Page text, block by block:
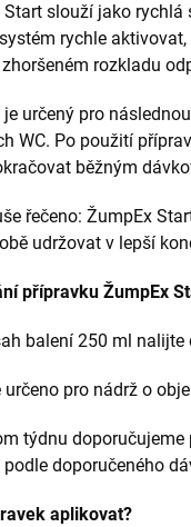
Start slouží jako rychlá
rychle
rozkladu
určený pro
WC. Po použití
běžným
řečeno: ŽumpEx
udržovat v lepší
přípravku ŽumpEx
balení 250 ml nalijte
určeno pro nádrž o
týdnu
doporučeného
aplikovat?